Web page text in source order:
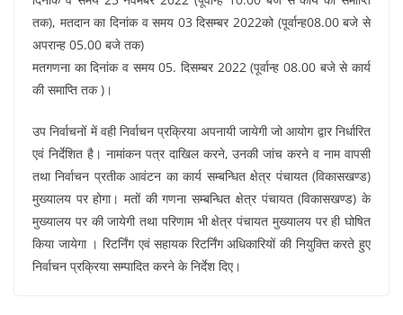
तक), मतदान का दिनांक व समय 03 दिसम्बर 2022को (पूर्वान्ह08.00 बजे से
अपरान्ह 05.00 बजे तक)
मतगणना का दिनांक व समय 05. दिसम्बर 2022 (पूर्वान्ह 08.00 बजे से कार्य
की समाप्ति तक )।
उप निर्वाचनों में वही निर्वाचन प्रक्रिया अपनायी जायेगी जो आयोग द्वार निर्धारित
एवं निर्देशित है। नामांकन पत्र दाखिल करने, उनकी जांच करने व नाम वापसी
तथा निर्वाचन प्रतीक आवंटन का कार्य सम्बन्धित क्षेत्र पंचायत (विकासखण्ड)
मुख्यालय पर होगा। मतों की गणना सम्बन्धित क्षेत्र पंचायत (विकासखण्ड) के
मुख्यालय पर की जायेगी तथा परिणाम भी क्षेत्र पंचायत मुख्यालय पर ही घोषित
किया जायेगा । रिटर्निंग एवं सहायक रिटर्निंग अधिकारियों की नियुक्ति करते हुए
निर्वाचन प्रक्रिया सम्पादित करने के निर्देश दिए।